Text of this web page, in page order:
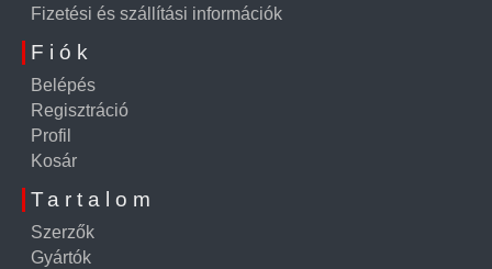
Fizetési és szállítási információk
Fiók
Belépés
Regisztráció
Profil
Kosár
Tartalom
Szerzők
Gyártók